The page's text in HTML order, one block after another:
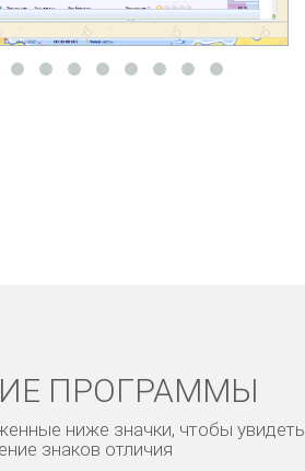
ПРОГРАММЫ
ниже значки, чтобы увидеть
знаков отличия